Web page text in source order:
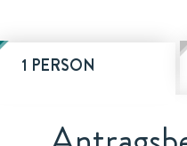
1 PERSON